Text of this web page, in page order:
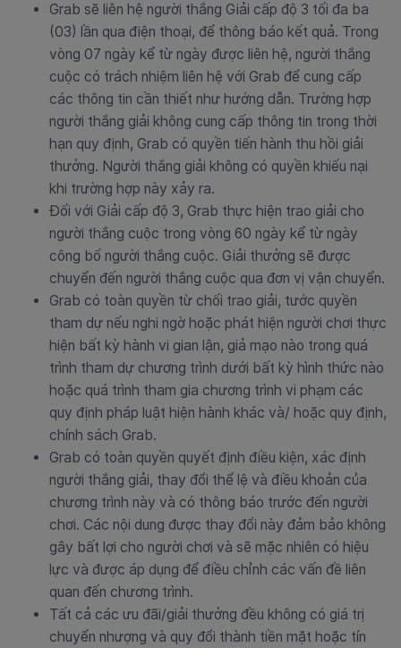
Grab sẽ liên hệ người thắng Giải cấp độ 3 tối đa ba
(03) lần qua điện thoại, để thông báo kết quả. Trong
vòng 07 ngày kể từ ngày được liên hệ, người thắng
cuộc có trách nhiệm liên hệ với Grab để cung cấp
các thông tin cần thiết như hướng dẫn. Trường hợp
người thắng giải không cung cấp thông tin trong thời
hạn quy định, Grab có quyền tiến hành thu hồi giải
thưởng. Người thắng giải không có quyền khiếu nại
khi trường hợp này xảy ra.
Đối với Giải cấp độ 3, Grab thực hiện trao giải cho
người thắng cuộc trong vòng 60 ngày kể từ ngày
công bố người thắng cuộc. Giải thưởng sẽ được
chuyển đến người thắng cuộc qua đơn vị vận chuyển.
Grab có toàn quyền từ chối trao giải, tước quyền
tham dự nếu nghi ngờ hoặc phát hiện người chơi thực
hiện bất kỳ hành vi gian lận, giả mạo nào trong quá
trình tham dự chương trình dưới bất kỳ hình thức nào
hoặc quá trình tham gia chương trình vi phạm các
quy định pháp luật hiện hành khác và/ hoặc quy định,
chính sách Grab.
Grab có toàn quyền quyết định điều kiện, xác định
người thắng giải, thay đổi thể lệ và điều khoản của
chương trình này và có thông báo trước đến người
chơi. Các nội dung được thay đổi này đảm bảo không
gây bất lợi cho người chơi và sẽ mặc nhiên có hiệu
lực và được áp dụng để điều chỉnh các vấn đề liên
quan đến chương trình.
Tất cả các ưu đãi/giải thưởng đều không có giá trị
chuyển nhượng và quy đổi thành tiền mặt hoặc tín